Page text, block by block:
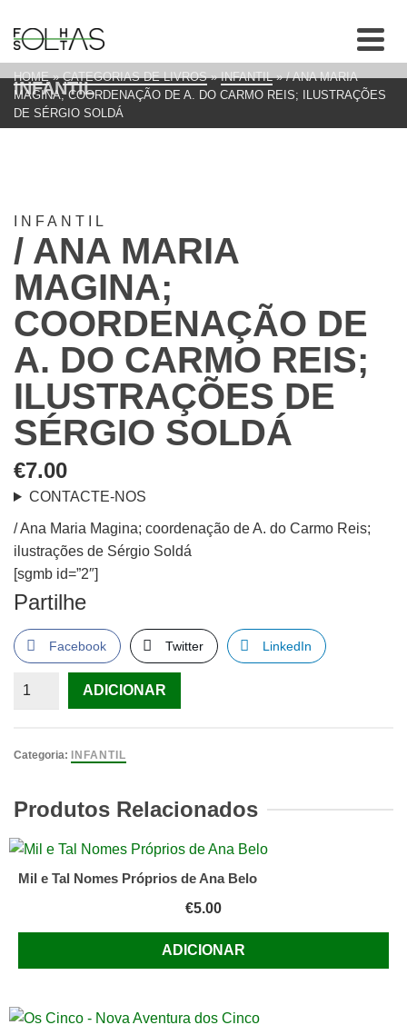
INFANTIL
HOME » CATEGORIAS DE LIVROS » INFANTIL » / ANA MARIA
MAGINA; COORDENAÇÃO DE A. DO CARMO REIS; ILUSTRAÇÕES
DE SÉRGIO SOLDÁ
INFANTIL
/ ANA MARIA
MAGINA;
COORDENAÇÃO DE
A. DO CARMO REIS;
ILUSTRAÇÕES DE
SÉRGIO SOLDÁ
€7.00
CONTACTE-NOS
/ Ana Maria Magina; coordenação de A. do Carmo Reis;
ilustrações de Sérgio Soldá
[sgmb id=”2″]
Partilhe
Facebook Twitter LinkedIn
Quantidade
Ana
coordenação
de
do
Reis;
ADICIONAR
Categoria: INFANTIL
Produtos Relacionados
Mil e Tal Nomes Próprios de Ana Belo
€5.00
ADICIONAR